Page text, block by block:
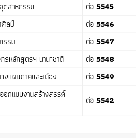
ตสาหกรรม
ต่อ 5545
ศิลป์
ต่อ 5546
รรม
ต่อ 5547
รหลักสูตรฯ นานาชาติ
ต่อ 5548
งแผนภาคและเมือง
ต่อ 5549
อกแบบงานสร้างสรรค์
ต่อ 5542